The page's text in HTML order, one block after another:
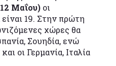
Μαΐου) οι
19. Στην πρώτη
χώρες θα
Σουηδία, ενώ
οι Γερμανία, Ιταλία